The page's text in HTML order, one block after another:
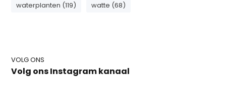
waterplanten (119) watte (68)
VOLG ONS
Volg ons Instagram kanaal